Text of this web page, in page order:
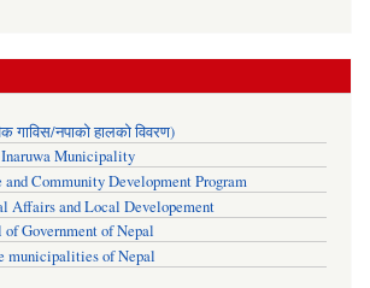
गाविस/नपाको हालको विवरण)
Inaruwa Municipality
and Community Development Program
Affairs and Local Developement
Government of Nepal
municipalities of Nepal